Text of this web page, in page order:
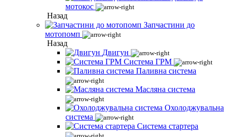
мотокос
Назад
Запчастини до
мотопомп
Назад
Двигун
Система ГРМ
Паливна система
Масляна система
Охолоджувальна
система
Система стартера